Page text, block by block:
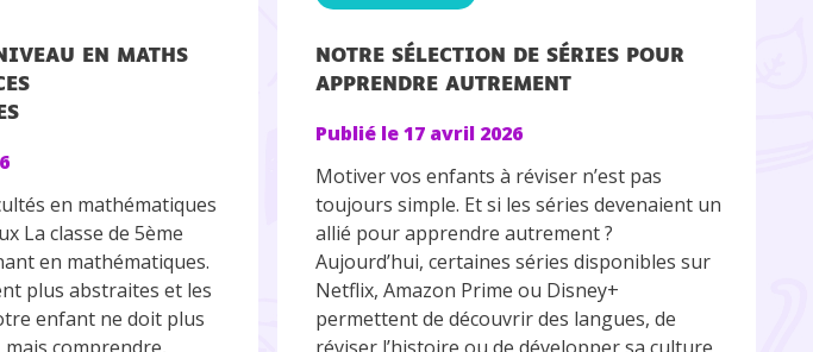
EN MATHS
en mathématiques
La classe de 5ème
en mathématiques.
plus abstraites et les
enfant ne doit plus
NOTRE SÉLECTION DE SÉRIES POUR
APPRENDRE AUTREMENT
Publié le17 avril 2026
Motiver vos enfants à réviser n’est pas
toujours simple. Et si les séries devenaient un
allié pour apprendre autrement ?
Aujourd’hui, certaines séries disponibles sur
Netflix, Amazon Prime ou Disney+
permettent de découvrir des langues, de